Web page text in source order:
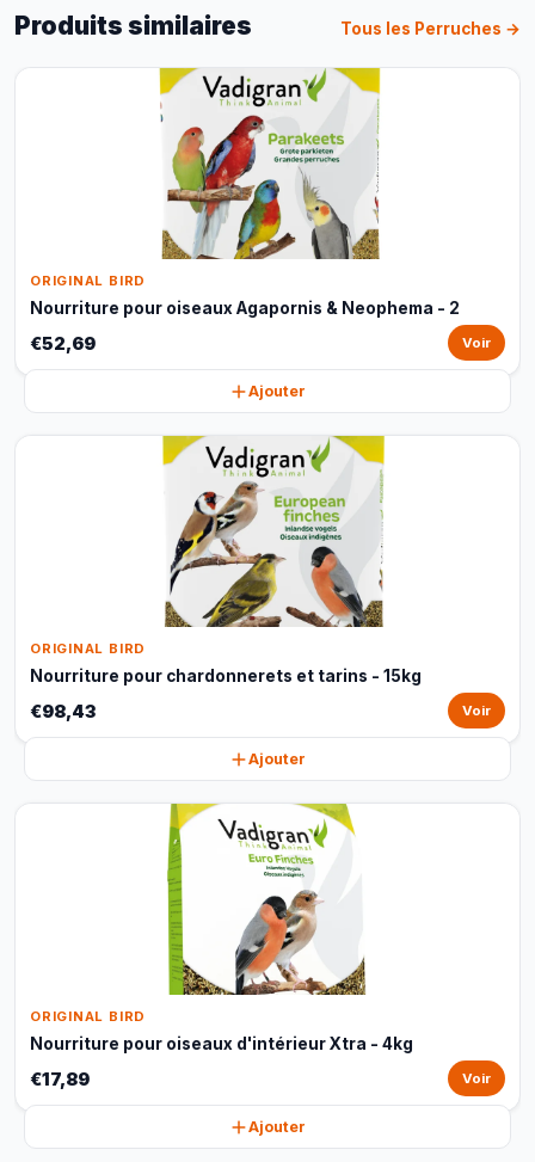
Produits similaires Tous les Perruches →
ORIGINAL BIRD
Nourriture pour oiseaux Agapornis & Neophema - 2
€52,69 Voir
Ajouter
ORIGINAL BIRD
Nourriture pour chardonnerets et tarins - 15kg
€98,43 Voir
Ajouter
ORIGINAL BIRD
Nourriture pour oiseaux d'intérieur Xtra - 4kg
€17,89 Voir
Ajouter